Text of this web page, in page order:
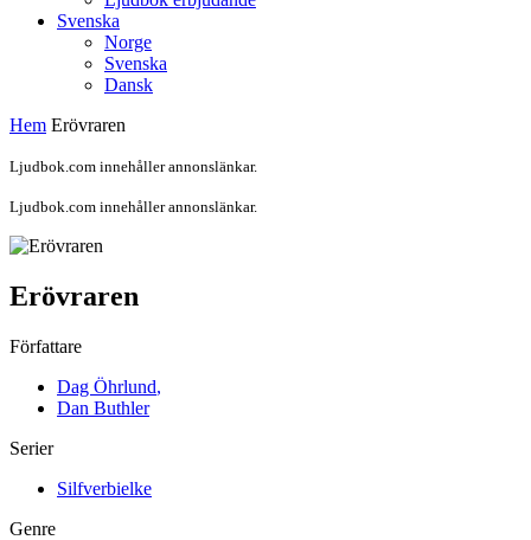
Svenska
Norge
Svenska
Dansk
Hem Erövraren
Ljudbok.com innehåller annonslänkar.
Ljudbok.com innehåller annonslänkar.
Erövraren
Författare
Dag Öhrlund,
Dan Buthler
Serier
Silfverbielke
Genre